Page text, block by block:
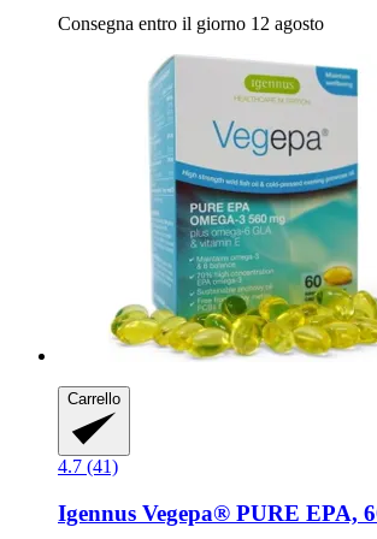
Consegna entro il giorno 12 agosto
Carrello
4.7 (41)
Igennus Vegepa® PURE EPA,